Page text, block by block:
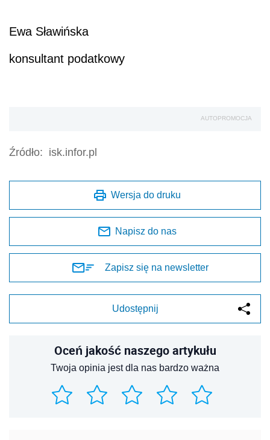
Ewa Sławińska
konsultant podatkowy
AUTOPROMOCJA
Źródło: isk.infor.pl
Wersja do druku
Napisz do nas
Zapisz się na newsletter
Udostępnij
Oceń jakość naszego artykułu
Twoja opinia jest dla nas bardzo ważna